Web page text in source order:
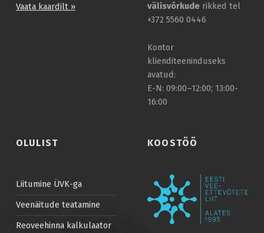
Vaata kaardilt »
välisvõrkuderikked tel
+372 5560 0446
Kontor
klienditeeninduseks
avatud:
E-N: 09:00–12:00; 13:00-
16:00
OLULIST
Liitumine ÜVK-ga
Veenäitude teatamine
Reoveehinna kalkulaator
KOOSTÖÖ